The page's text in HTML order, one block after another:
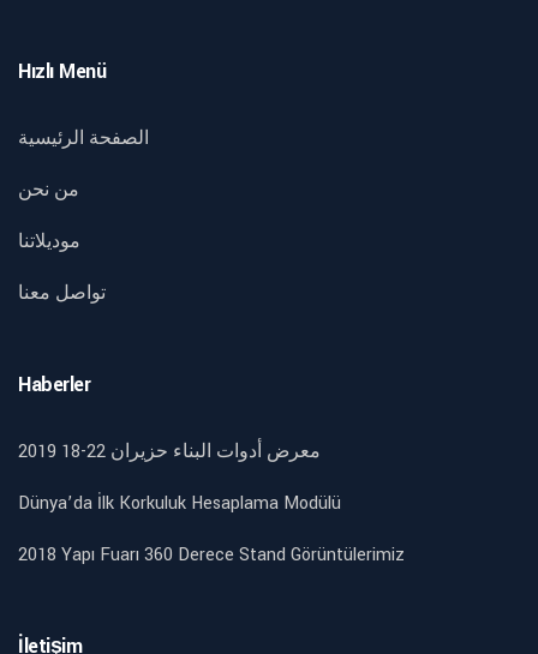
Hızlı Menü
الصفحة الرئيسية
من نحن
موديلاتنا
تواصل معنا
Haberler
2019 18-22 معرض أدوات البناء حزيران
Dünya’da İlk Korkuluk Hesaplama Modülü
2018 Yapı Fuarı 360 Derece Stand Görüntülerimiz
İletişim